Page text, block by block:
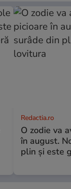
Redactia.ro
O zodie va
în august.
plin și este